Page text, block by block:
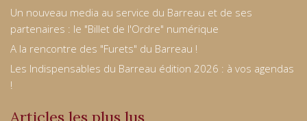
Un nouveau media au service du Barreau et de ses
partenaires : le "Billet de l'Ordre" numérique
A la rencontre des "Furets" du Barreau !
Les Indispensables du Barreau édition 2026 : à vos agendas
!
Articles les plus lus